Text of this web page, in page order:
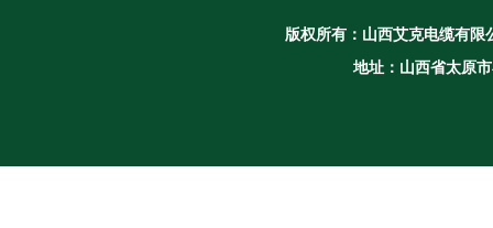
版权所有： 山西艾克电缆有限
地址：山西省太原